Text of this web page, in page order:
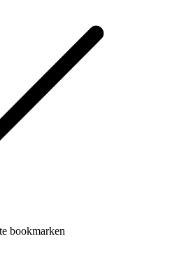
bookmarken